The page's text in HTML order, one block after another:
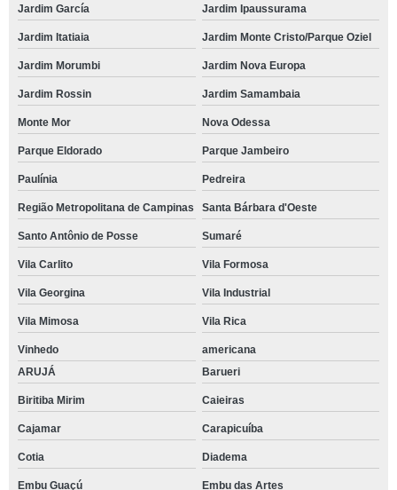
Jardim García Jardim Ipaussurama
Jardim Itatiaia Jardim Monte Cristo/Parque Oziel
Jardim Morumbi Jardim Nova Europa
Jardim Rossin Jardim Samambaia
Monte Mor Nova Odessa
Parque Eldorado Parque Jambeiro
Paulínia Pedreira
Região Metropolitana de Campinas Santa Bárbara d'Oeste
Santo Antônio de Posse Sumaré
Vila Carlito Vila Formosa
Vila Georgina Vila Industrial
Vila Mimosa Vila Rica
Vinhedo
americana
ARUJÁ
Barueri
Biritiba Mirim Caieiras
Cajamar Carapicuíba
Cotia Diadema
Embu Guaçú Embu das Artes